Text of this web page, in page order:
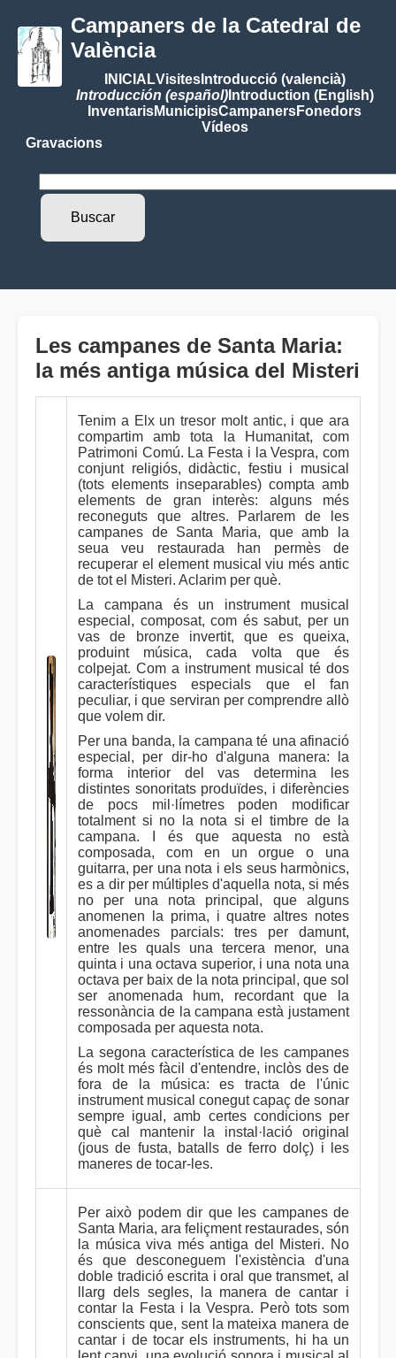
Campaners de la Catedral de
València
INICIALVisitesIntroducció (valencià)
Introducción (español)Introduction (English)
InventarisMunicipisCampanersFonedors
Vídeos
Gravacions
Les campanes de Santa Maria:
la més antiga música del Misteri
Tenim a Elx un tresor molt antic, i que ara
compartim amb tota la Humanitat, com
Patrimoni Comú. La Festa i la Vespra, com
conjunt religiós, didàctic, festiu i musical
(tots elements inseparables) compta amb
elements de gran interès: alguns més
reconeguts que altres. Parlarem de les
campanes de Santa Maria, que amb la
seua veu restaurada han permès de
recuperar el element musical viu més antic
de tot el Misteri. Aclarim per què.
La campana és un instrument musical
especial, composat, com és sabut, per un
vas de bronze invertit, que es queixa,
produint música, cada volta que és
colpejat. Com a instrument musical té dos
característiques especials que el fan
peculiar, i que serviran per comprendre allò
que volem dir.
Per una banda, la campana té una afinació
especial, per dir-ho d'alguna manera: la
forma interior del vas determina les
distintes sonoritats produïdes, i diferències
de pocs mil·límetres poden modificar
totalment si no la nota si el timbre de la
campana. I és que aquesta no està
composada, com en un orgue o una
guitarra, per una nota i els seus harmònics,
es a dir per múltiples d'aquella nota, si més
no per una nota principal, que alguns
anomenen la prima, i quatre altres notes
anomenades parcials: tres per damunt,
entre les quals una tercera menor, una
quinta i una octava superior, i una nota una
octava per baix de la nota principal, que sol
ser anomenada hum, recordant que la
ressonància de la campana està justament
composada per aquesta nota.
La segona característica de les campanes
és molt més fàcil d'entendre, inclòs des de
fora de la música: es tracta de l'únic
instrument musical conegut capaç de sonar
sempre igual, amb certes condicions per
què cal mantenir la instal·lació original
(jous de fusta, batalls de ferro dolç) i les
maneres de tocar-les.
Per això podem dir que les campanes de
Santa Maria, ara feliçment restaurades, són
la música viva més antiga del Misteri. No
és que desconeguem l'existència d'una
doble tradició escrita i oral que transmet, al
llarg dels segles, la manera de cantar i
contar la Festa i la Vespra. Però tots som
conscients que, sent la mateixa manera de
cantar i de tocar els instruments, hi ha un